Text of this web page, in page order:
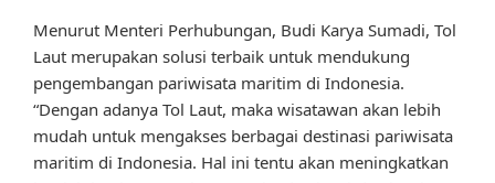
Menurut Menteri Perhubungan, Budi Karya Sumadi, Tol
Laut merupakan solusi terbaik untuk mendukung
pengembangan pariwisata maritim di Indonesia.
“Dengan adanya Tol Laut, maka wisatawan akan lebih
mudah untuk mengakses berbagai destinasi pariwisata
maritim di Indonesia. Hal ini tentu akan meningkatkan